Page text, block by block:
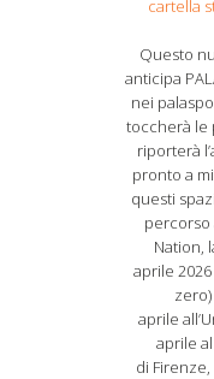
cartella
Questo
anticipa
nei
toccherà le
riporterà
pronto a
questi
percorso
Nation,
aprile
aprile
aprile
di